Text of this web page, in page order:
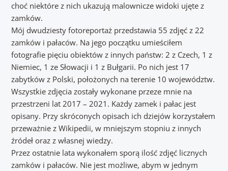
choć niektóre z nich ukazują malownicze widoki ujęte z
zamków.
Mój dwudziesty fotoreportaż przedstawia 55 zdjęć z 22
zamków i pałaców. Na jego początku umieściłem
fotografie pięciu obiektów z innych państw: 2 z Czech, 1 z
Niemiec, 1 ze Słowacji i 1 z Bułgarii. Po nich jest 17
zabytków z Polski, położonych na terenie 10 województw.
Wszystkie zdjęcia zostały wykonane przeze mnie na
przestrzeni lat 2017 – 2021. Każdy zamek i pałac jest
opisany. Przy skróconych opisach ich dziejów korzystałem
przeważnie z Wikipedii, w mniejszym stopniu z innych
źródeł oraz z własnej wiedzy.
Przez ostatnie lata wykonałem sporą ilość zdjęć licznych
zamków i pałaców. Nie jest możliwe, abym w jednym